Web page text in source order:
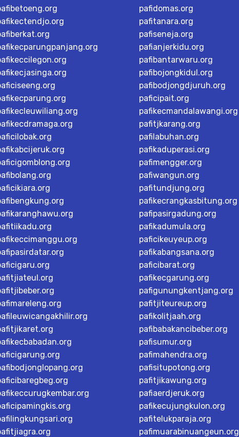
pafidomas.org
pafitanara.org
pafiseneja.org
pafianjerkidu.org
pafibantarwaru.org
pafibojongkidul.org
pafibodjongdjuruh.org
paficipait.org
pafikecmandalawangi.org
pafitjkarang.org
pafilabuhan.org
pafikaduperasi.org
pafimengger.org
pafiwangun.org
pafitundjung.org
pafikecrangkasbitung.org
pafipasirgadung.org
pafikadumula.org
paficikeuyeup.org
pafikabangsana.org
paficibarat.org
pafikecgarung.org
pafigunungkentjang.org
pafitjiteureup.org
pafikolitjaah.org
pafibabakancibeber.org
pafisumur.org
pafimahendra.org
pafisitupotong.org
pafitjikawung.org
pafiaerdjeruk.org
pafikecujungkulon.org
pafitelukparaja.org
pafimuarabinuangeun.org